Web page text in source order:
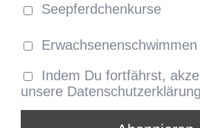
Seepferdchenkurse
Erwachsenenschwimmen
Indem Du fortfährst,
unsere